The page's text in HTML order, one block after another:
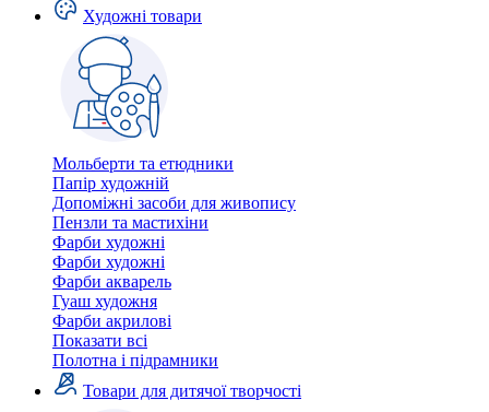
Художні товари
Мольберти та етюдники
Папір художній
Допоміжні засоби для живопису
Пензли та мастихіни
Фарби художні
Фарби художні
Фарби акварель
Гуаш художня
Фарби акрилові
Показати всі
Полотна і підрамники
Товари для дитячої творчості